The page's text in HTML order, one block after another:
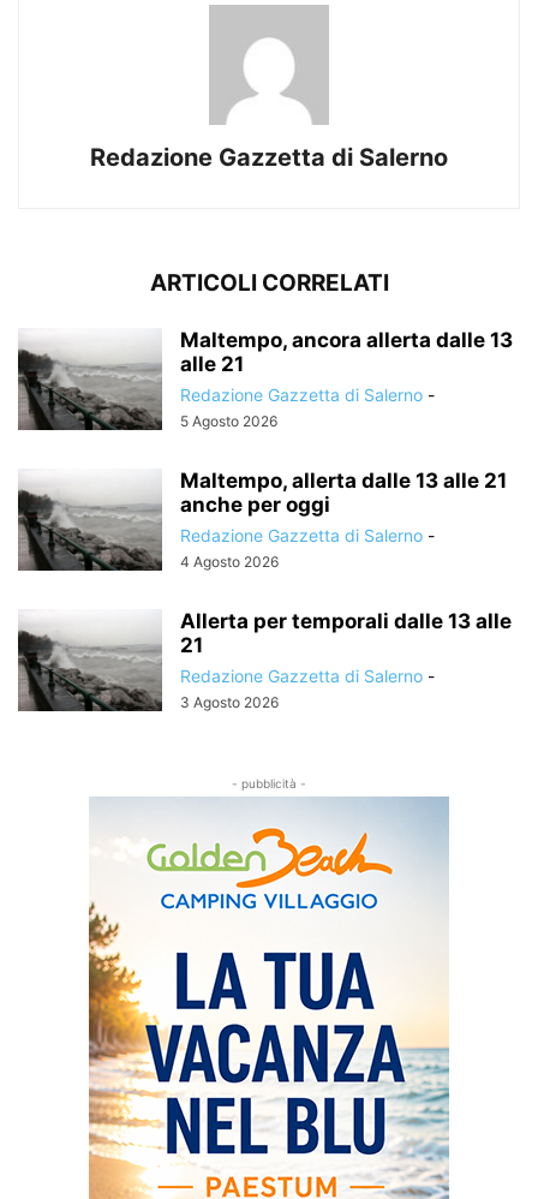
Redazione Gazzetta di Salerno
ARTICOLI CORRELATI
Maltempo, ancora allerta dalle 13
alle 21
Redazione Gazzetta di Salerno -
5 Agosto 2026
Maltempo, allerta dalle 13 alle 21
anche per oggi
Redazione Gazzetta di Salerno -
4 Agosto 2026
Allerta per temporali dalle 13 alle
21
Redazione Gazzetta di Salerno -
3 Agosto 2026
- pubblicità -